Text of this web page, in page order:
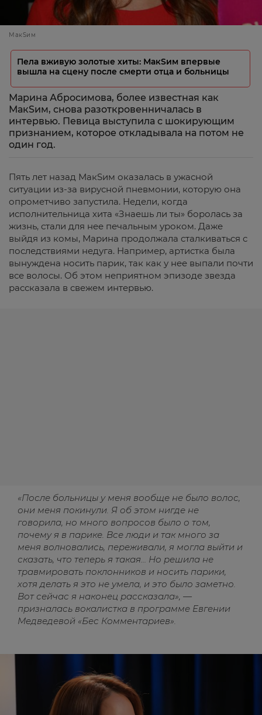
МакSим
Пела вживую золотые хиты: МакSим впервые
вышла на сцену после смерти отца и больницы
Марина Абросимова, более известная как
МакSим, снова разоткровенничалась в
интервью. Певица выступила с шокирующим
признанием, которое откладывала на потом не
один год.
Пять лет назад МакSим оказалась в ужасной
ситуации из-за вирусной пневмонии, которую она
опрометчиво запустила. Недели, когда
исполнительница хита «Знаешь ли ты» боролась за
жизнь, стали для нее печальным уроком. Даже
выйдя из комы, Марина продолжала сталкиваться с
последствиями недуга. Например, артистка была
вынуждена носить парик, так как у нее выпали почти
все волосы. Об этом неприятном эпизоде звезда
рассказала в свежем интервью.
«После больницы у меня вообще не было волос,
они меня покинули. Я об этом нигде не
говорила, но много вопросов было о том,
почему я в парике. Все люди и так много за
меня волновались, переживали, я могла выйти и
сказать, что теперь я такая… Но решила не
травмировать поклонников и носить парики,
хотя делать я это не умела, и это было заметно.
Вот сейчас я наконец рассказала», —
призналась вокалистка в программе Евгении
Медведевой «Бес Комментариев».